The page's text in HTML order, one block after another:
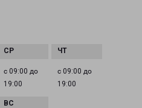
с 09:00 до
19:00
с 09:00 до
19:00